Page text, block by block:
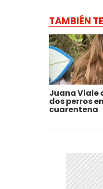
TAMBIÉN
Juana Viale
dos perros
cuarentena